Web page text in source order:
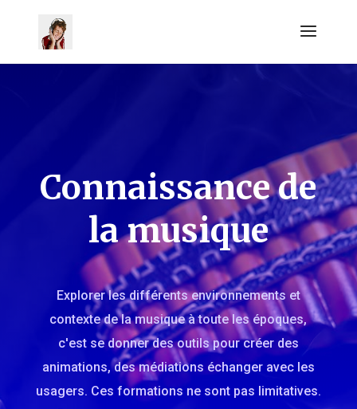
Connaissance de
la musique
Explorer les différents environnements et
contexte de la musique à toute les époques,
c'est se donner des outils pour créer des
animations, des médiations échanger avec les
usagers. Ces formations ne sont pas limitatives.